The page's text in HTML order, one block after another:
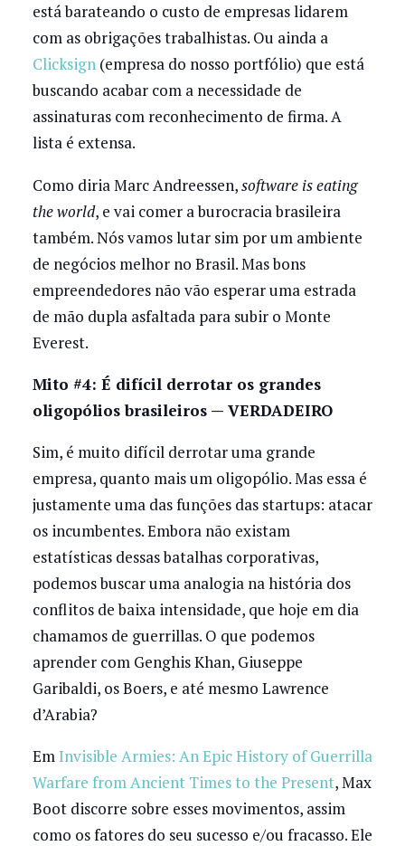
está barateando o custo de empresas lidarem
com as obrigações trabalhistas. Ou ainda a
Clicksign(empresa do nosso portfólio) que está
buscando acabar com a necessidade de
assinaturas com reconhecimento de firma. A
lista é extensa.
Como diria Marc Andreessen,software is eating
the world, e vai comer a burocracia brasileira
também. Nós vamos lutar sim por um ambiente
de negócios melhor no Brasil. Mas bons
empreendedores não vão esperar uma estrada
de mão dupla asfaltada para subir o Monte
Everest.
Mito #4: É difícil derrotar os grandes
oligopólios brasileiros — VERDADEIRO
Sim, é muito difícil derrotar uma grande
empresa, quanto mais um oligopólio. Mas essa é
justamente uma das funções das startups: atacar
os incumbentes. Embora não existam
estatísticas dessas batalhas corporativas,
podemos buscar uma analogia na história dos
conflitos de baixa intensidade, que hoje em dia
chamamos de guerrillas. O que podemos
aprender com Genghis Khan, Giuseppe
Garibaldi, os Boers, e até mesmo Lawrence
d’Arabia?
EmInvisible Armies: An Epic History of Guerrilla
Warfare from Ancient Times to the Present, Max
Boot discorre sobre esses movimentos, assim
como os fatores do seu sucesso e/ou fracasso. Ele